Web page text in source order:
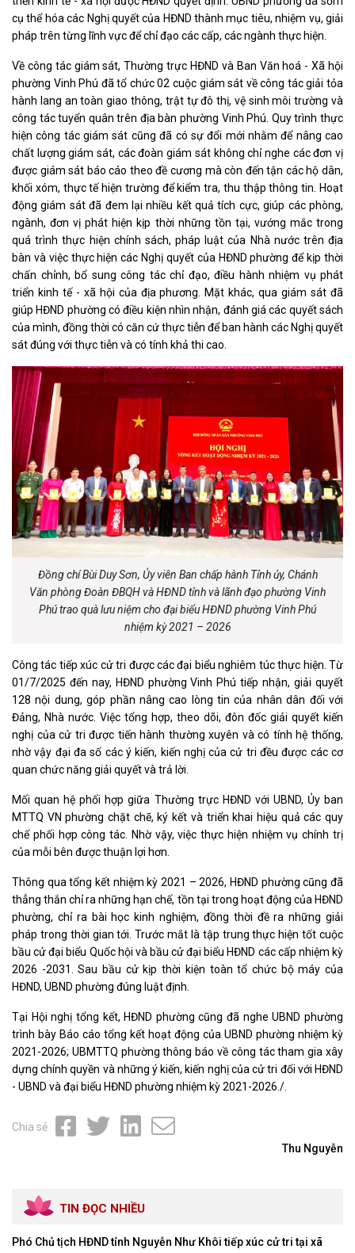
cụ thể hóa các Nghị quyết của HĐND thành mục tiêu, nhiệm vụ, giải
pháp trên từng lĩnh vực để chỉ đạo các cấp, các ngành thực hiện.
Về công tác giám sát, Thường trực HĐND và Ban Văn hoá - Xã hội
phường Vinh Phú đã tổ chức 02 cuộc giám sát về công tác giải tỏa
hành lang an toàn giao thông, trật tự đô thị, vệ sinh môi trường và
công tác tuyển quân trên địa bàn phường Vinh Phú. Quy trình thực
hiện công tác giám sát cũng đã có sự đổi mới nhằm để nâng cao
chất lượng giám sát, các đoàn giám sát không chỉ nghe các đơn vị
được giám sát báo cáo theo đề cương mà còn đến tận các hộ dân,
khối xóm, thực tế hiện trường để kiểm tra, thu thập thông tin. Hoạt
động giám sát đã đem lại nhiều kết quả tích cực, giúp các phòng,
ngành, đơn vị phát hiện kịp thời những tồn tại, vướng mắc trong
quá trình thực hiện chính sách, pháp luật của Nhà nước trên địa
bàn và việc thực hiện các Nghị quyết của HĐND phường để kịp thời
chấn chỉnh, bổ sung công tác chỉ đạo, điều hành nhiệm vụ phát
triển kinh tế - xã hội của địa phương. Mặt khác, qua giám sát đã
giúp HĐND phường có điều kiện nhìn nhận, đánh giá các quyết sách
của mình, đồng thời có căn cứ thực tiễn để ban hành các Nghị quyết
sát đúng với thực tiễn và có tính khả thi cao.
Đồng chí Bùi Duy Sơn, Ủy viên Ban chấp hành Tỉnh ủy, Chánh
Văn phòng Đoàn ĐBQH và HĐND tỉnh và lãnh đạo phường Vinh
Phútrao quà lưu niệm cho đại biểu HĐND phường Vinh Phú
nhiệm kỳ 2021 – 2026
Công tác tiếp xúc cử tri được các đại biểu nghiêm túc thực hiện. Từ
01/7/2025 đến nay, HĐND phường Vinh Phú tiếp nhận, giải quyết
128 nội dung, góp phần nâng cao lòng tin của nhân dân đối với
Đảng, Nhà nước. Việc tổng hợp, theo dõi, đôn đốc giải quyết kiến
nghị của cử tri được tiến hành thường xuyên và có tính hệ thống,
nhờ vậy đại đa số các ý kiến, kiến nghị của cử tri đều được các cơ
quan chức năng giải quyết và trả lời.
Mối quan hệ phối hợp giữa Thường trực HĐND với UBND, Ủy ban
MTTQ VN phường chặt chẽ, ký kết và triển khai hiệu quả các quy
chế phối hợp công tác. Nhờ vậy, việc thực hiện nhiệm vụ chính trị
của mỗi bên được thuận lợi hơn.
Thông qua tổng kết nhiệm kỳ 2021 – 2026, HĐND phường cũng đã
thẳng thắn chỉ ra những hạn chế, tồn tại trong hoạt động của HĐND
phường, chỉ ra bài học kinh nghiệm, đồng thời đề ra những giải
pháp trong thời gian tới. Trước mắt là tập trung thực hiện tốt cuộc
bầu cử đại biểu Quốc hội và bầu cử đại biểu HĐND các cấp nhiệm kỳ
2026 -2031. Sau bầu cử kịp thời kiện toàn tổ chức bộ máy của
HĐND, UBND phường đúng luật định.
Tại Hội nghị tổng kết, HĐND phường cũng đã nghe UBND phường
trình bày Báo cáo tổng kết hoạt động của UBND phường nhiệm kỳ
2021-2026; UBMTTQ phường thông báo về công tác tham gia xây
dựng chính quyền và những ý kiến, kiến nghị của cử tri đối với HĐND
- UBND và đại biểu HĐND phường nhiệm kỳ 2021-2026./.
Chia sẻ
Thu Nguyễn
TIN ĐỌC NHIỀU
Phó Chủ tịch HĐND tỉnh Nguyễn Như Khôi tiếp xúc cử tri tại xã